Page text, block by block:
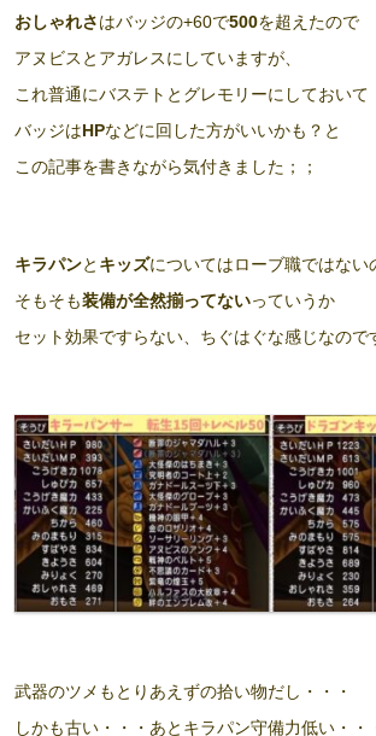
おしゃれさはバッジの+60で500を超えたので
アヌビスとアガレスにしていますが、
これ普通にバステトとグレモリーにしておいて
バッジはHPなどに回した方がいいかも？と
この記事を書きながら気付きました；；
キラパンと キッズについてはローブ職ではない
そもそも装備が全然揃ってないっていうか
セット効果ですらない、ちぐはぐな感じなので
武器のツメもとりあえずの拾い物だし・・・
しかも古い・・・あとキラパン守備力低い・・